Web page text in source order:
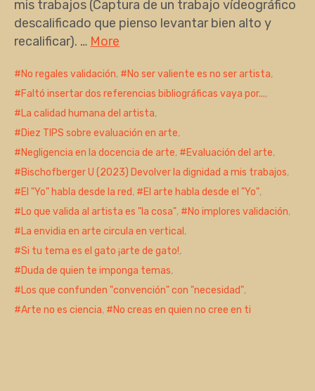
mis trabajos (Captura de un trabajo vídeográfico
descalificado que pienso levantar bien alto y
recalificar). … More
No regales validación, No ser valiente es no ser artista,
Faltó insertar dos referencias bibliográficas vaya por...,
La calidad humana del artista,
Diez TIPS sobre evaluación en arte,
Negligencia en la docencia de arte, Evaluación del arte,
Bischofberger U (2023) Devolver la dignidad a mis trabajos,
El "Yo" habla desde la red, El arte habla desde el "Yo",
Lo que valida al artista es "la cosa", No implores validación,
La envidia en arte circula en vertical,
Si tu tema es el gato ¡arte de gato!,
Duda de quien te imponga temas,
Los que confunden "convención" con "necesidad",
Arte no es ciencia, No creas en quien no cree en ti